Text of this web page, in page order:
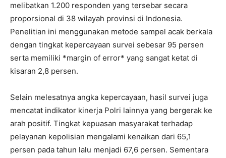
melibatkan 1.200 responden yang tersebar secara
proporsional di 38 wilayah provinsi di Indonesia.
Penelitian ini menggunakan metode sampel acak berkala
dengan tingkat kepercayaan survei sebesar 95 persen
serta memiliki *margin of error* yang sangat ketat di
kisaran 2,8 persen.
Selain melesatnya angka kepercayaan, hasil survei juga
mencatat indikator kinerja Polri lainnya yang bergerak ke
arah positif. Tingkat kepuasan masyarakat terhadap
pelayanan kepolisian mengalami kenaikan dari 65,1
persen pada tahun lalu menjadi 67,6 persen. Sementara